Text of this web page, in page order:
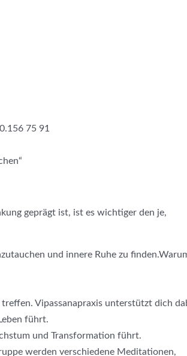
75 91
geprägt ist, ist es wichtiger den je,
und innere Ruhe zu
Vipassanapraxis unterstützt dich
führt.
und Transformation führt.
werden verschiedene Meditationen,